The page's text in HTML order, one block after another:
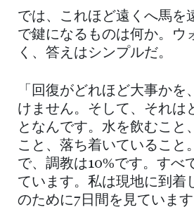
では、これほど遠くへ馬を
で鍵になるものは何か。ウ
く、答えはシンプルだ。
「回復がどれほど大事かを
けません。そして、それは
となんです。水を飲むこと
こと、落ち着いていること
で、調教は10%です。すべ
ています。私は現地に到着
のために7日間を見ています